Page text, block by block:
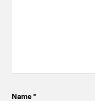
Name*